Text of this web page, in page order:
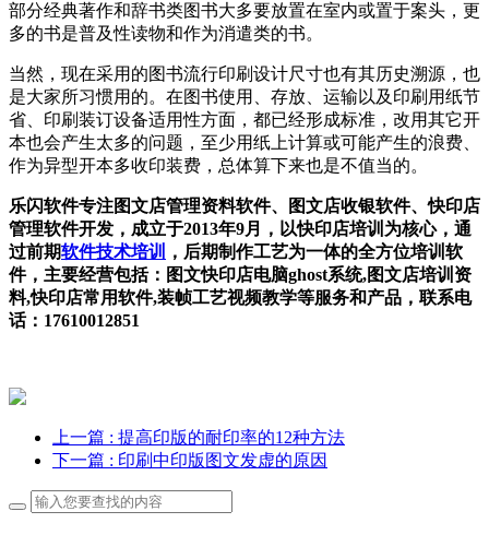
部分经典著作和辞书类图书大多要放置在室内或置于案头，更
多的书是普及性读物和作为消遣类的书。
当然，现在采用的图书流行印刷设计尺寸也有其历史溯源，也
是大家所习惯用的。在图书使用、存放、运输以及印刷用纸节
省、印刷装订设备适用性方面，都已经形成标准，改用其它开
本也会产生太多的问题，至少用纸上计算或可能产生的浪费、
作为异型开本多收印装费，总体算下来也是不值当的。
乐闪软件专注图文店管理资料软件、图文店收银软件、快印店
管理软件开发，成立于2013年9月，以快印店培训为核心，通
过前期软件技术培训
，后期制作工艺为一体的全方位培训软
件，主要经营包括：图文快印店电脑ghost系统,图文店培训资
料,快印店常用软件,装帧工艺视频教学等服务和产品，联系电
话：17610012851
上一篇 : 提高印版的耐印率的12种方法
下一篇 : 印刷中印版图文发虚的原因